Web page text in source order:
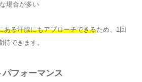
場合が多い
ある汗腺にもアプローチできるため、1回
できます。
フォーマンス